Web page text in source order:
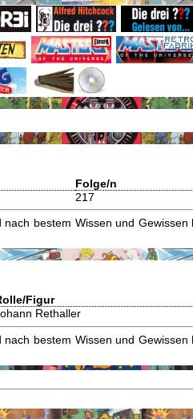
Folge/n
217
bestem Wissen und
Figur
Rethaller
bestem Wissen und